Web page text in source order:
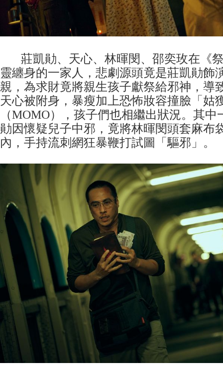
莊凱勛、天心、林暉閔、邵奕玫在《
靈纏身的一家人，悲劇源頭竟是莊凱勛飾
親，為求財竟將親生孩子獻祭給邪神，導
天心被附身，暴瘦加上恐怖妝容撞臉「姑
（MOMO），孩子們也相繼出狀況。其
勛因懷疑兒子中邪，竟將林暉閔頭套麻布
內，手持流刺網狂暴鞭打試圖「驅邪」。